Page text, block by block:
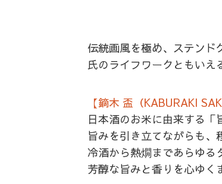
伝統画風を極め、ステンド
氏のライフワークともいえ
【鏑木 盃（KABURAKI
日本酒のお米に由来する「
旨みを引き立てながらも、
冷酒から熱燗まであらゆる
芳醇な旨みと香りを心ゆく